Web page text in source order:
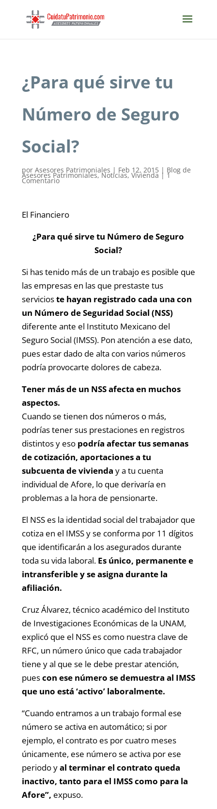
¿Para qué sirve tu
Número de Seguro
Social?
por Asesores Patrimoniales | Feb 12, 2015| Blog de
Asesores Patrimoniales,Noticias, Vivienda | 1
Comentario
El Financiero
¿Para qué sirve tu Número de Seguro
Social?
Si has tenido más de un trabajo es posible que
las empresas en las que prestaste tus
servicioste hayan registrado cada una con
un Número de Seguridad Social (NSS)
diferente ante el Instituto Mexicano del
Seguro Social (IMSS). Pon atención a ese dato,
pues estar dado de alta con varios números
podría provocarte dolores de cabeza.
Tener más de un NSS afecta en muchos
aspectos.
Cuando se tienen dos números o más,
podrías tener sus prestaciones en registros
distintos y eso podría afectar tus semanas
de cotización, aportaciones a tu
subcuenta de vivienda y a tu cuenta
individual de Afore, lo que derivaría en
problemas a la hora de pensionarte.
El NSS es la identidad social del trabajador que
cotiza en el IMSS y se conforma por 11 dígitos
que identificarán a los asegurados durante
toda su vida laboral.Es único, permanente e
intransferible y se asigna durante la
afiliación.
Cruz Álvarez, técnico académico del Instituto
de Investigaciones Económicas de la UNAM,
explicó que el NSS es como nuestra clave de
RFC, un número único que cada trabajador
tiene y al que se le debe prestar atención,
puescon ese número se demuestra al IMSS
que uno está ‘activo’ laboralmente.
“Cuando entramos a un trabajo formal ese
número se activa en automático; si por
ejemplo, el contrato es por cuatro meses
únicamente, ese número se activa por ese
periodo yal terminar el contrato queda
inactivo, tanto para el IMSS como para la
Afore”, expuso.